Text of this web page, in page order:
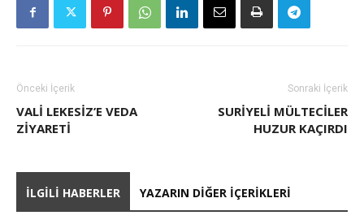
Önceki İçerik
VALI LEKESIZ’E VEDA
ZIYARETI
Sonraki İçerik
SURIYELI MÜLTECILER
HUZUR KAÇIRDI
İLGILI HABERLER YAZARIN DIĞER İÇERIKLERI